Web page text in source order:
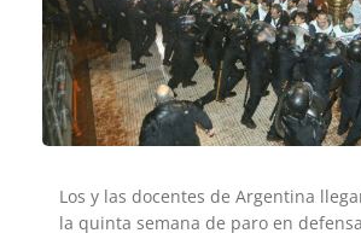
Los y las docentes de Argentina
la quinta semana de paro en